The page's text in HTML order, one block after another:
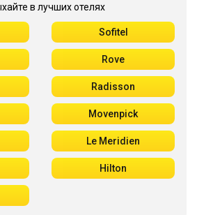
в лучших отелях
Sofitel
Rove
Radisson
Movenpick
Le Meridien
Hilton